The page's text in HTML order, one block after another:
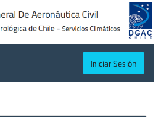
Iniciar Sesión